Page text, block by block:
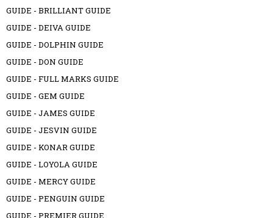
GUIDE - BRILLIANT GUIDE
GUIDE - DEIVA GUIDE
GUIDE - DOLPHIN GUIDE
GUIDE - DON GUIDE
GUIDE - FULL MARKS GUIDE
GUIDE - GEM GUIDE
GUIDE - JAMES GUIDE
GUIDE - JESVIN GUIDE
GUIDE - KONAR GUIDE
GUIDE - LOYOLA GUIDE
GUIDE - MERCY GUIDE
GUIDE - PENGUIN GUIDE
GUIDE - PREMIER GUIDE